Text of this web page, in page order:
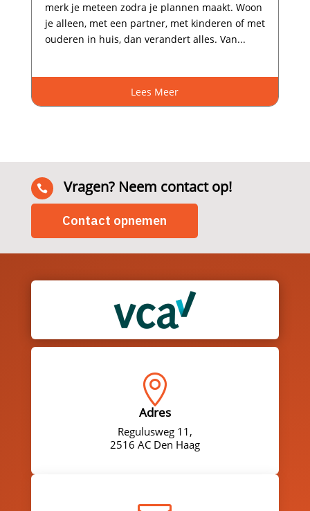
merk je meteen zodra je plannen maakt.​ Woon
je alleen, met een partner, met kinderen of met
ouderen in huis, dan verandert alles.​ Van...
Lees Meer
 Vragen? Neem contact op!
Contact opnemen

Adres
Regulusweg 11,
2516 AC Den Haag